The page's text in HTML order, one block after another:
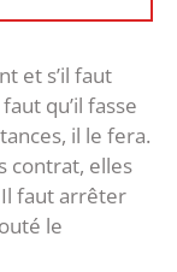
et s’il faut
qu’il fasse
il le fera.
contrat, elles
Il faut arrêter
le